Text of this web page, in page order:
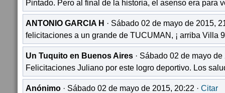
Pintado. Pero al final de la historia, el asenso era para
ANTONIO GARCIA H · Sábado 02 de mayo de 2015,
felicitaciones a un grande de TUCUMAN, ¡ arriba Villa
Un Tuquito en Buenos Aires · Sábado 02 de mayo
Felicitaciones Juliano por este logro deportivo. Los
Anónimo · Sábado 02 de mayo de 2015, 20:22 · Citar